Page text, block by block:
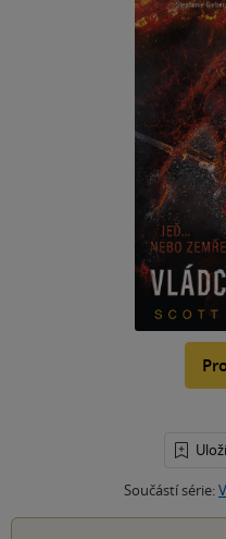
Součástí série: